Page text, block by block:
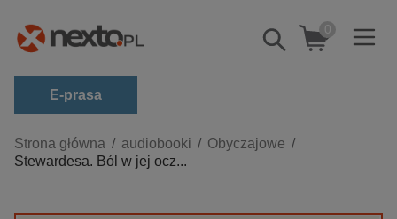
Pokaż/schowaj
wyszukiwarkę
0
E-prasa
Kategorie
Zobacz wszystkie E-prasa
budownictwo, aranżacja wnętrz
Strona główna audiobooki
Obyczajowe
Stewardesa. Ból w jej ocz...